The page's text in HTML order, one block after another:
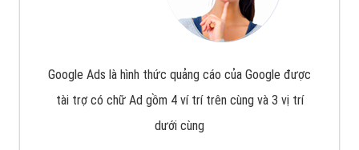
sâu về giải pháp marketing hiệu quả cho doanh nghiệp